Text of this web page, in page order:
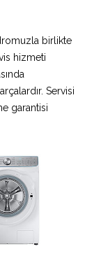
birlikte
hizmeti
Servisi
garantisi